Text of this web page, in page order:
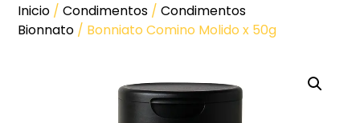
Inicio /Condimentos /Condimentos
Bionnato / Bonniato Comino Molido x 50g